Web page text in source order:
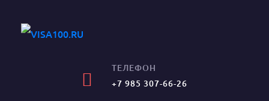
ТЕЛЕФОН
+7 985 307-66-26